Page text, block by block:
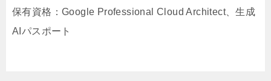
保有資格：Google Professional Cloud Architect、生成
AIパスポート